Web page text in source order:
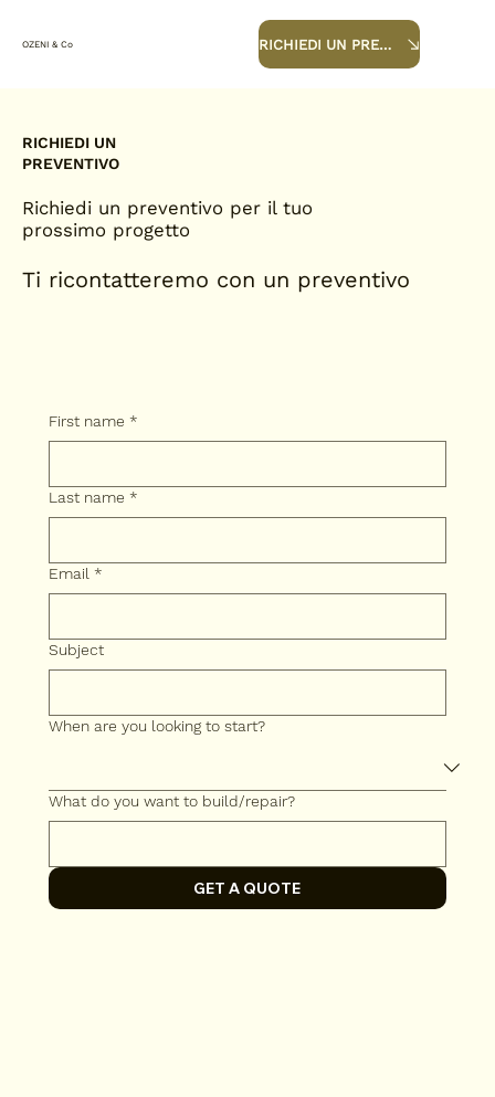
OZENI & Co RICHIEDI UN PREVENTIVO
RICHIEDI UN
PREVENTIVO
Richiedi un preventivo per il tuo
prossimo progetto
Ti ricontatteremo con un preventivo
First name *
Last name *
Email *
Subject
When are you looking to start?
What do you want to build/repair?
GET A QUOTE